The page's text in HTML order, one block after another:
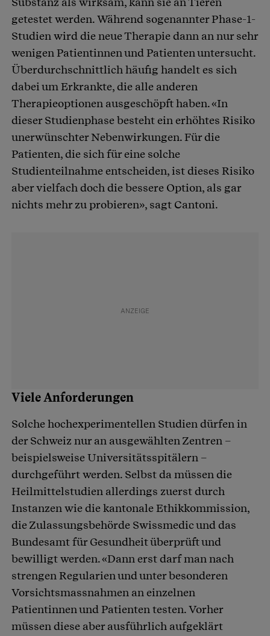
getestet werden. Während sogenannter Phase-1-
Studien wird die neue Therapie dann an nur sehr
wenigen Patientinnen und Patienten untersucht.
Überdurchschnittlich häufig handelt es sich
dabei um Erkrankte, die alle anderen
Therapieoptionen ausgeschöpft haben. «In
dieser Studienphase besteht ein erhöhtes Risiko
unerwünschter Nebenwirkungen. Für die
Patienten, die sich für eine solche
Studienteilnahme entscheiden, ist dieses Risiko
aber vielfach doch die bessere Option, als gar
nichts mehr zu probieren», sagt Cantoni.
Viele Anforderungen
Solche hochexperimentellen Studien dürfen in
der Schweiz nur an ausgewählten Zentren –
beispielsweise Universitätsspitälern –
durchgeführt werden. Selbst da müssen die
Heilmittelstudien allerdings zuerst durch
Instanzen wie die kantonale Ethikkommission,
die Zulassungsbehörde Swissmedic und das
Bundesamt für Gesundheit überprüft und
bewilligt werden. «Dann erst darf man nach
strengen Regularien und unter besonderen
Vorsichtsmassnahmen an einzelnen
Patientinnen und Patienten testen. Vorher
müssen diese aber ausführlich aufgeklärt